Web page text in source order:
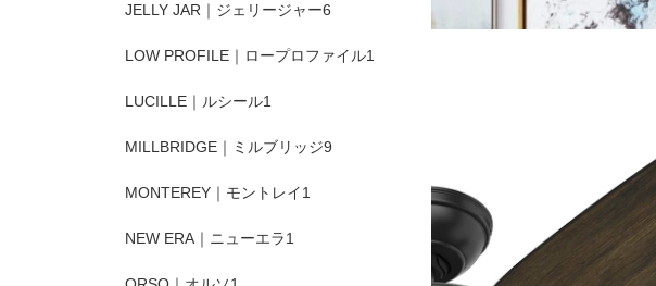
JELLY JAR｜ジェリージャー6
LOW PROFILE｜ロープロファイル1
LUCILLE｜ルシール1
MILLBRIDGE｜ミルブリッジ9
MONTEREY｜モントレイ1
NEW ERA｜ニューエラ1